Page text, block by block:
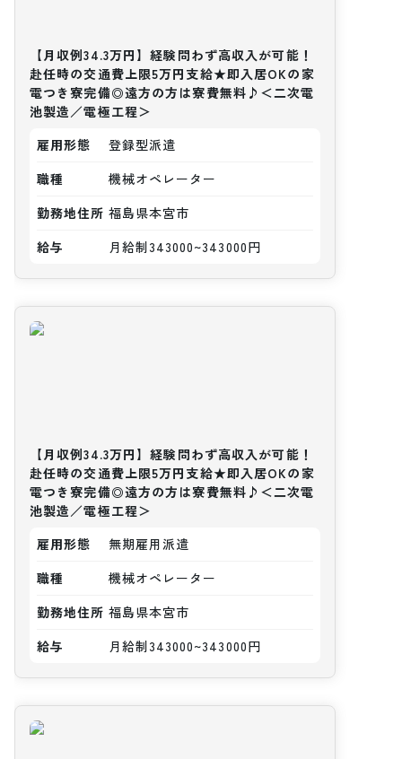
【月収例34.3万円】経験問わず高収入が可能！
赴任時の交通費上限5万円支給★即入居OKの家
電つき寮完備◎遠方の方は寮費無料♪＜二次電
池製造／電極工程＞
雇用形態
登録型派遣
職種
機械オペレーター
勤務地住所 福島県本宮市
給与
月給制343000~343000円
【月収例34.3万円】経験問わず高収入が可能！
赴任時の交通費上限5万円支給★即入居OKの家
電つき寮完備◎遠方の方は寮費無料♪＜二次電
池製造／電極工程＞
雇用形態
無期雇用派遣
職種
機械オペレーター
勤務地住所 福島県本宮市
給与
月給制343000~343000円